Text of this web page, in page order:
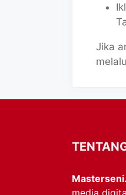
Jika
media